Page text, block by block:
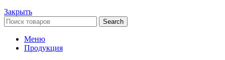
Закрыть
Search
Меню
Продукция